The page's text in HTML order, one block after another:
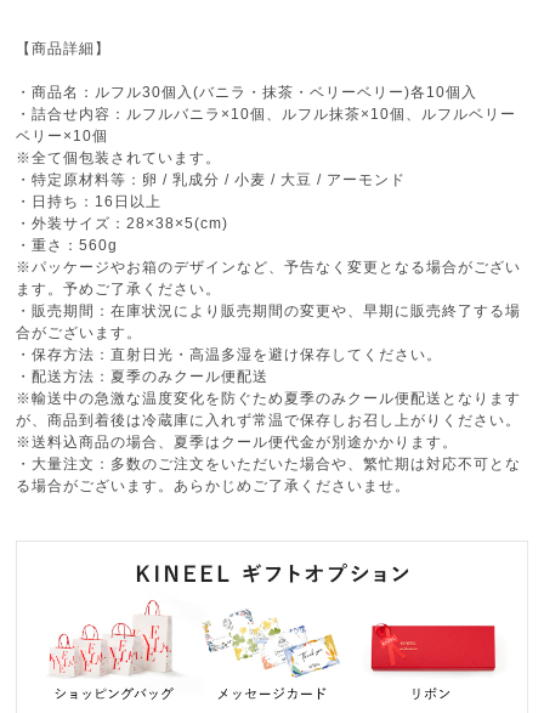
【商品詳細】
・商品名：ルフル30個入(バニラ・抹茶・ベリーベリー)各10個入
・詰合せ内容：ルフルバニラ×10個、ルフル抹茶×10個、ルフルベリー
ベリー×10個
※全て個包装されています。
・特定原材料等：卵 / 乳成分 / 小麦 / 大豆 / アーモンド
・日持ち：16日以上
・外装サイズ：28×38×5(cm)
・重さ：560g
※パッケージやお箱のデザインなど、予告なく変更となる場合がござい
ます。予めご了承ください。
・販売期間：在庫状況により販売期間の変更や、早期に販売終了する場
合がございます。
・保存方法：直射日光・高温多湿を避け保存してください。
・配送方法：夏季のみクール便配送
※輸送中の急激な温度変化を防ぐため夏季のみクール便配送となります
が、商品到着後は冷蔵庫に入れず常温で保存しお召し上がりください。
※送料込商品の場合、夏季はクール便代金が別途かかります。
・大量注文：多数のご注文をいただいた場合や、繁忙期は対応不可とな
る場合がございます。あらかじめご了承くださいませ。